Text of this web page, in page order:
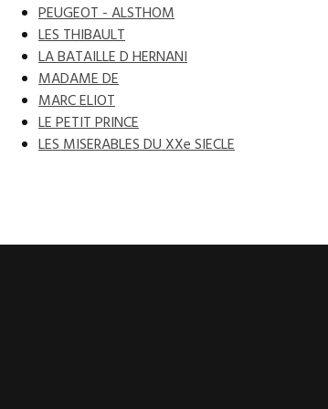
PEUGEOT - ALSTHOM
LES THIBAULT
LA BATAILLE D HERNANI
MADAME DE
MARC ELIOT
LE PETIT PRINCE
LES MISERABLES DU XXe SIECLE